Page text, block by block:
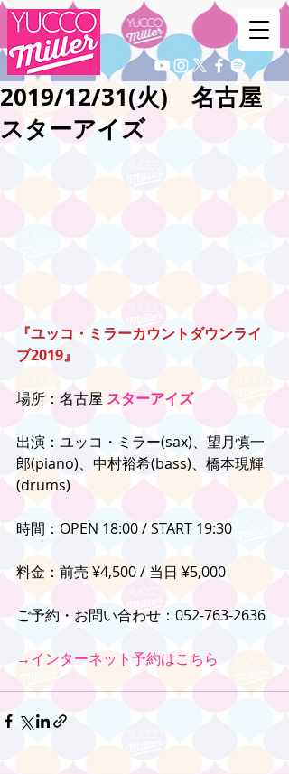
2019/12/31(火) 名古屋
スターアイズ
『ユッコ・ミラーカウントダウンライ
ブ2019』
場所：名古屋 スターアイズ
出演：ユッコ・ミラー(sax)、望月慎一
郎(piano)、中村裕希(bass)、橋本現輝
(drums)
時間：OPEN 18:00 / START 19:30
料金：前売 ¥4,500 / 当日 ¥5,000
ご予約・お問い合わせ：052-763-2636
→インターネット予約はこちら